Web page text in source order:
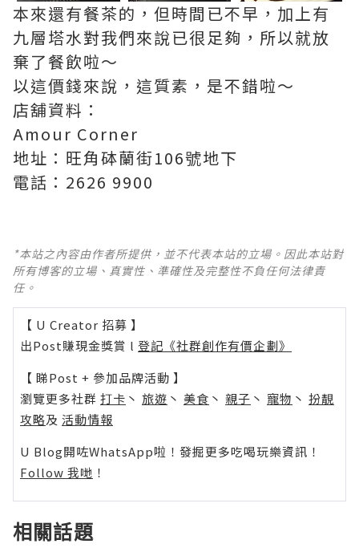
本來還有餐茶的，但時間已不早，加上有
九層塔水對我們來說已很足夠，所以就放
棄了餐飲啦～
以這價錢來說，這質素，是不錯啦～
店舖資料：
Amour Corner
地址：旺角砵蘭街106號地下
電話：2626 9900
*本站之內容由作者所提供，並不代表本站的立場。因此本站對
所有博客的立場、真實性、準確性及完整性不負任何法律責
任。
【 U Creator 招募 】
出Post賺現金獎賞 l 登記《社群創作有價企劃》
【 睇Post + 參加品牌活動 】
瀏覽更多社群 打卡 丶 旅遊 丶 美食 丶 親子 丶 寵物 丶 扮靚
攻略及 活動情報
U Blog開咗WhatsApp啦！發掘更多吃喝玩樂資訊！
Follow 我哋 ！
相關話題